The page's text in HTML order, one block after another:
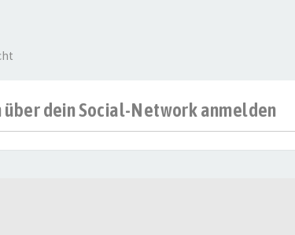
dein Social-Network anmelden